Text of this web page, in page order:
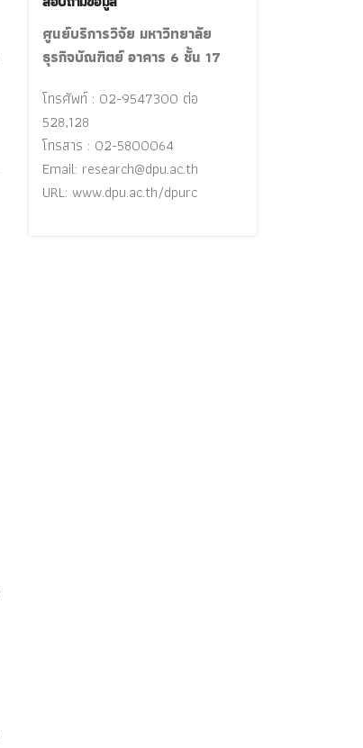
ศูนย์บริการวิจัย มหาวิทยาลัย
ธุรกิจบัณฑิตย์ อาคาร 6 ชั้น 17
โทรศัพท์ : 02-9547300 ต่อ
528,128
โทรสาร : 02-5800064
Email: research@dpu.ac.th
URL: www.dpu.ac.th/dpurc